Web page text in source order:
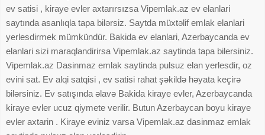
ev satisi , kiraye evler axtarırsızsa Vipemlak.az ev elanlari
saytında asanlıqla tapa bilərsiz. Saytda müxtəlif emlak elanlari
yerlesdirmek mümkündür. Bakida ev elanlari, Azerbaycanda ev
elanlari sizi maraqlandirirsa Vipemlak.az saytinda tapa bilersiniz.
Vipemlak.az Dasinmaz emlak saytinda pulsuz elan yerlesdir, oz
evini sat. Ev alqi satqisi , ev satisi rahat şəkildə həyata keçirə
bilərsiniz. Ev satışında əlavə Bakida kiraye evler, Azerbaycanda
kiraye evler ucuz qiymete verilir. Butun Azerbaycan boyu kiraye
evler axtarin . Kiraye eviniz varsa Vipemlak.az dasinmaz emlak